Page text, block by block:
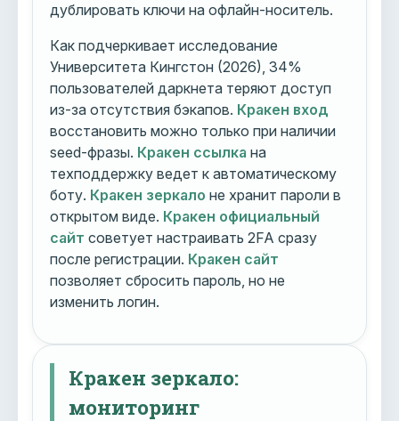
дублировать ключи на офлайн-носитель.
Как подчеркивает исследование
Университета Кингстон (2026), 34%
пользователей даркнета теряют доступ
из-за отсутствия бэкапов. Кракен вход
восстановить можно только при наличии
seed-фразы. Кракен ссылка на
техподдержку ведет к автоматическому
боту. Кракен зеркало не хранит пароли в
открытом виде. Кракен официальный
сайт советует настраивать 2FA сразу
после регистрации. Кракен сайт
позволяет сбросить пароль, но не
изменить логин.
Кракен зеркало:
мониторинг